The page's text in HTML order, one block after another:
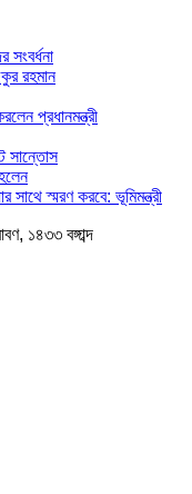
সংবর্ধনা
রহমান
প্রধানমন্ত্রী
সান্তোস
সাথে স্মরণ করবে: ভূমিমন্ত্রী
১৪৩৩ বঙ্গাব্দ